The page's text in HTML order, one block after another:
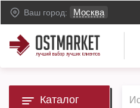
Ваш город: Москва
Каталог